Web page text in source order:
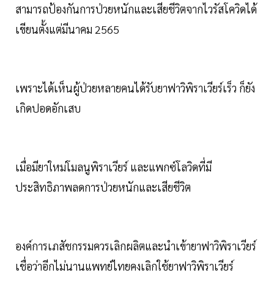
สามารถป้องกันการป่วยหนักและเสียชีวิตจากไวรัสโควิดได้
เขียนตั้งแต่มีนาคม 2565
เพราะได้เห็นผู้ป่วยหลายคนได้รับยาฟาวิพิราเวียร์เร็ว ก็ยัง
เกิดปอดอักเสบ
เมื่อมียาใหม่โมลนูพิราเวียร์ และแพกซ์โลวิดที่มี
ประสิทธิภาพลดการป่วยหนักและเสียชีวิต
องค์การเภสัชกรรมควรเลิกผลิตและนำเข้ายาฟาวิพิราเวียร์
เชื่อว่าอีกไม่นานแพทย์ไทยคงเลิกใช้ยาฟาวิพิราเวียร์